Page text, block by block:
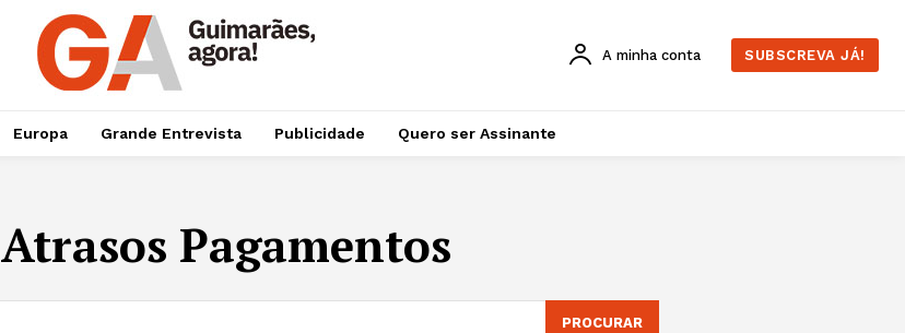
A minha conta SUBSCREVA JÁ!
Europa Grande Entrevista Publicidade Quero ser Assinante
Atrasos Pagamentos
PROCURAR